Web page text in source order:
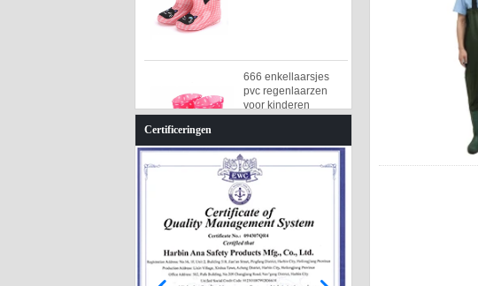
666 enkellaarsjes
pvc regenlaarzen
voor kinderen
585-P roze
wintermeisjes
regenlaarzen met
bontvoering
Certificeringen